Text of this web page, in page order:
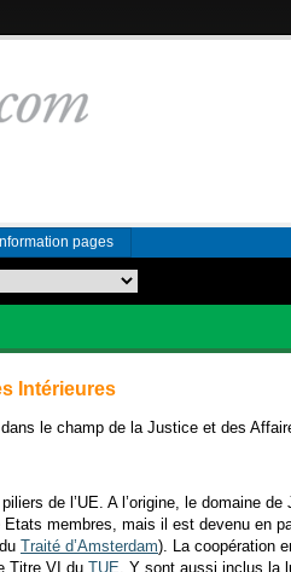
Information pages
Intérieures
dans le champ de la Justice et des
de l’UE. A l’origine, le domaine
Etats membres, mais il est devenu en
Traité d’Amsterdam). La coopération
Titre VI du TUE. Y sont aussi inclus la